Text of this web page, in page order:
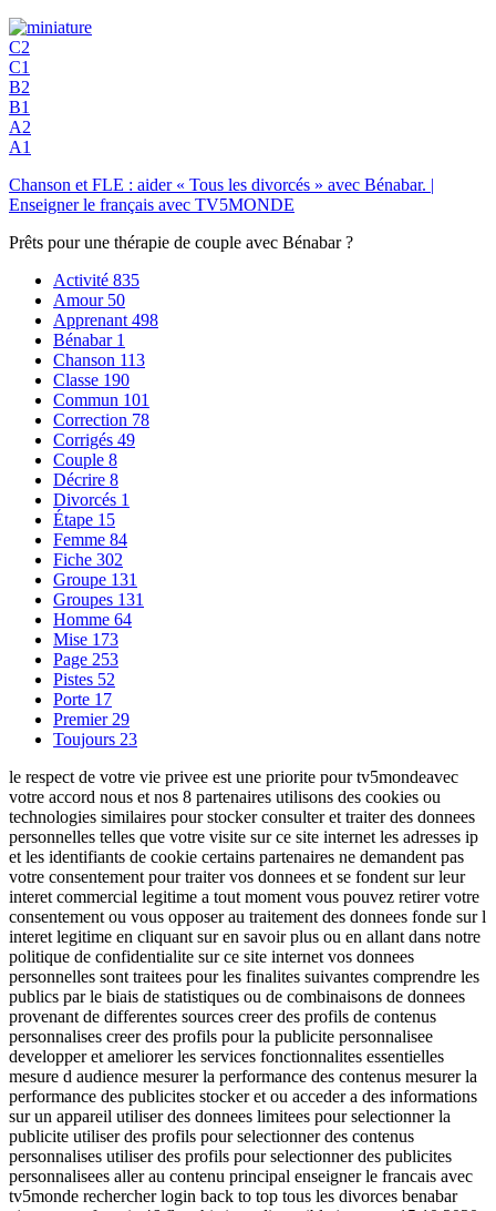
C2
C1
B2
B1
A2
A1
Chanson et FLE : aider « Tous les divorcés » avec Bénabar. |
Enseigner le français avec TV5MONDE
Prêts pour une thérapie de couple avec Bénabar ?
Activité 835
Amour 50
Apprenant 498
Bénabar 1
Chanson 113
Classe 190
Commun 101
Correction 78
Corrigés 49
Couple 8
Décrire 8
Divorcés 1
Étape 15
Femme 84
Fiche 302
Groupe 131
Groupes 131
Homme 64
Mise 173
Page 253
Pistes 52
Porte 17
Premier 29
Toujours 23
le respect de votre vie privee est une priorite pour tv5mondeavec
votre accord nous et nos 8 partenaires utilisons des cookies ou
technologies similaires pour stocker consulter et traiter des donnees
personnelles telles que votre visite sur ce site internet les adresses ip
et les identifiants de cookie certains partenaires ne demandent pas
votre consentement pour traiter vos donnees et se fondent sur leur
interet commercial legitime a tout moment vous pouvez retirer votre
consentement ou vous opposer au traitement des donnees fonde sur l
interet legitime en cliquant sur en savoir plus ou en allant dans notre
politique de confidentialite sur ce site internet vos donnees
personnelles sont traitees pour les finalites suivantes comprendre les
publics par le biais de statistiques ou de combinaisons de donnees
provenant de differentes sources creer des profils de contenus
personnalises creer des profils pour la publicite personnalisee
developper et ameliorer les services fonctionnalites essentielles
mesure d audience mesurer la performance des contenus mesurer la
performance des publicites stocker et ou acceder a des informations
sur un appareil utiliser des donnees limitees pour selectionner la
publicite utiliser des profils pour selectionner des contenus
personnalises utiliser des profils pour selectionner des publicites
personnalisees aller au contenu principal enseigner le francais avec
tv5monde rechercher login back to top tous les divorces benabar